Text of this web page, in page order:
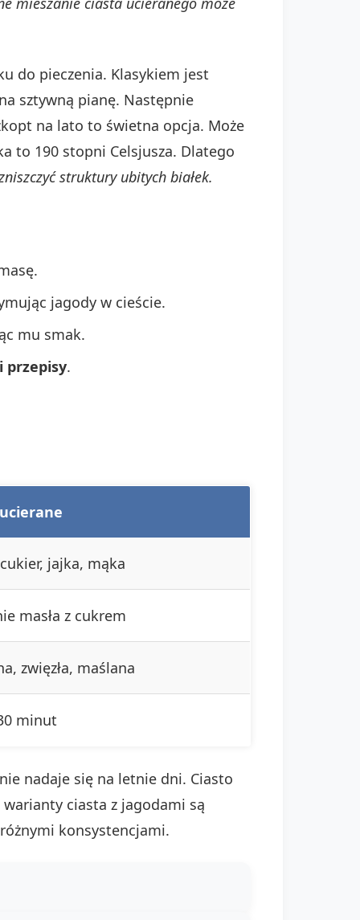
do pieczenia. Klasykiem jest
sztywną pianę. Następnie
na lato to świetna opcja. Może
to 190 stopni Celsjusza. Dlatego
struktury ubitych białek.
jagody w cieście.
mu smak.
przepisy.
jajka, mąka
masła z cukrem
zwięzła, maślana
minut
nadaje się na letnie dni. Ciasto
ciasta z jagodami są
konsystencjami.